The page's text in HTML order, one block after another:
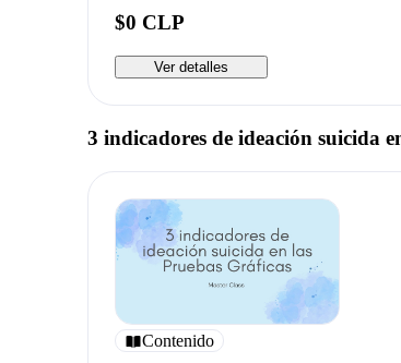
$0 CLP
Ver detalles
3 indicadores de ideación suicida
Contenido